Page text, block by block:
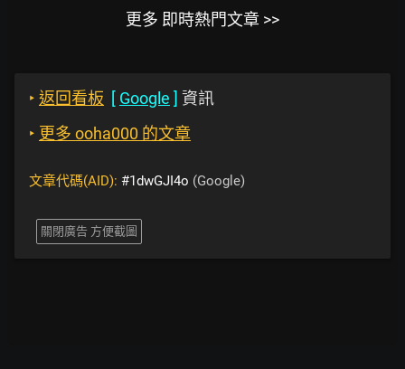
更多 即時熱門文章 >>
‣ 返回看板 [ Google ] 資訊
‣ 更多 ooha000 的文章
文章代碼(AID): #1dwGJI4o (Google)
關閉廣告 方便截圖